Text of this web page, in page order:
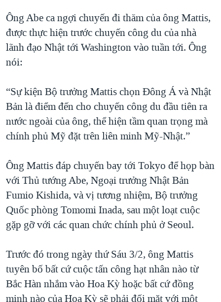
Ông Abe ca ngợi chuyến đi thăm của ông Mattis,
được thực hiện trước chuyến công du của nhà
lãnh đạo Nhật tới Washington vào tuần tới. Ông
nói:
“Sự kiện Bộ trưởng Mattis chọn Đông Á và Nhật
Bản là điểm đến cho chuyến công du đầu tiên ra
nước ngoài của ông, thể hiện tầm quan trọng mà
chính phủ Mỹ đặt trên liên minh Mỹ-Nhật.”
Ông Mattis đáp chuyến bay tới Tokyo để họp bàn
với Thủ tướng Abe, Ngoại trưởng Nhật Bản
Fumio Kishida, và vị tương nhiệm, Bộ trưởng
Quốc phòng Tomomi Inada, sau một loạt cuộc
gặp gỡ với các quan chức chính phủ ở Seoul.
Trước đó trong ngày thứ Sáu 3/2, ông Mattis
tuyên bố bất cứ cuộc tấn công hạt nhân nào từ
Bắc Hàn nhắm vào Hoa Kỳ hoặc bất cứ đồng
minh nào của Hoa Kỳ sẽ phải đối mặt với một